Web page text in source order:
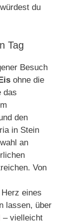
du
Tag
Besuch
ohne die
das
den
in Stein
an
Von
eines
lassen, über
– vielleicht